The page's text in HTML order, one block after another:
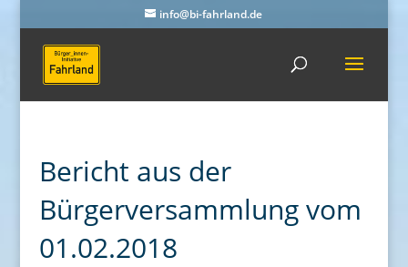
info@bi-fahrland.de
Bericht aus der
Bürgerversammlung vom
01.02.2018